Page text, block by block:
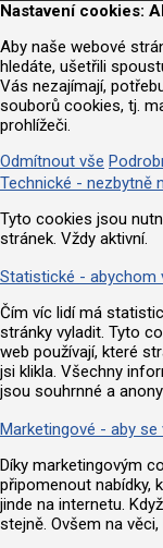
Nastavení cookies:
Aby naše webové
hledáte, ušetřili
Vás nezajímají,
souborů cookies, tj.
prohlížeči.
Odmítnout vše
Technické - nezbytně
Tyto cookies jsou
stránek. Vždy aktivní.
Statistické - abychom
Čím víc lidí má
stránky vyladit. Tyto
web používají, které
jsi klikla. Všechny
jsou souhrnné a
Marketingové - aby
Díky marketingovým
připomenout nabídky,
jinde na internetu.
stejně. Ovšem na